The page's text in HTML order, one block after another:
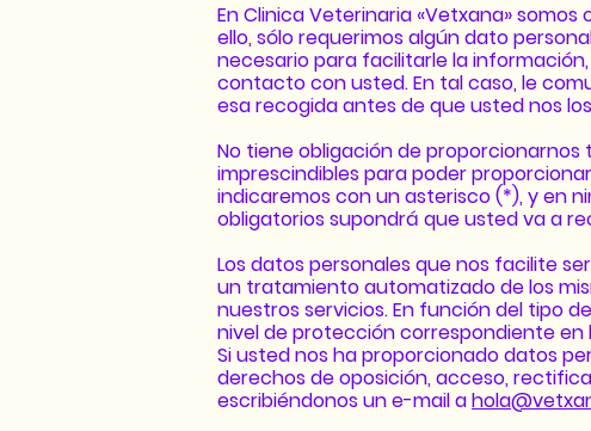
En Clinica Veterinaria «Vetxana»
ello, sólo requerimos algún dato
necesario para facilitarle la
contacto con usted. En tal caso, le
esa recogida antes de que usted nos
No tiene obligación de
imprescindibles para poder
indicaremos con un asterisco (*), y en
obligatorios supondrá que usted va a
Los datos personales que nos facilite
un tratamiento automatizado de los
nuestros servicios. En función del tipo
nivel de protección correspondiente en
Si usted nos ha proporcionado datos
derechos de oposición, acceso,
escribiéndonos un e-mail a